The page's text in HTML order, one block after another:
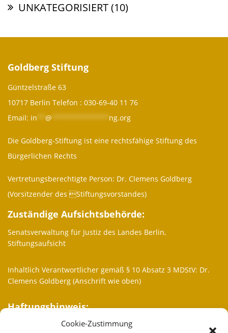
Cookie-Zustimmung
UNKATEGORISIERT(10)
Goldberg Stiftung
Güntzelstraße 63
10717 Berlin Telefon : 030-69-40 11 76
Email: in @ ************** ng.org
Die Goldberg-Stiftung ist eine rechtsfähige Stiftung des
Bürgerlichen Rechts
Vertretungsberechtigte Person: Dr. Clemens Goldberg
(Vorsitzender des Stiftungsvorstandes)
Zuständige Aufsichtsbehörde:
Senatsverwaltung für Justiz des Landes Berlin,
Stiftungsaufsicht
Inhaltlich Verantwortlicher gemäß § 10 Absatz 3 MDStV: Dr.
Clemens Goldberg (Anschrift wie oben)
Haftungshinweis:
Trotz sorgfältiger inhaltlicher Kontrolle übernehmen wir keine